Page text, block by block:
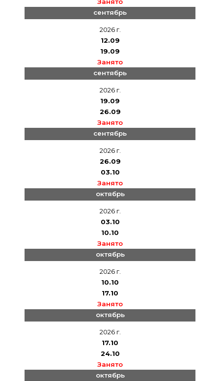
сентябрь
2026 г.
12.09
19.09
Занято
сентябрь
2026 г.
19.09
26.09
Занято
сентябрь
2026 г.
26.09
03.10
Занято
октябрь
2026 г.
03.10
10.10
Занято
октябрь
2026 г.
10.10
17.10
Занято
октябрь
2026 г.
17.10
24.10
Занято
октябрь